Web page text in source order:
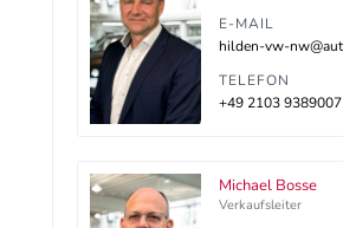
E-MAIL
TELEFON
+49 2103 9389007
Michael Bosse
Verkaufsleiter